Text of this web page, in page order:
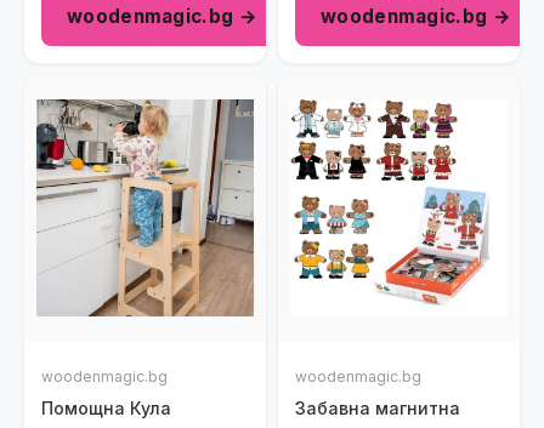
woodenmagic.bg →
woodenmagic.bg →
woodenmagic.bg
Помощна Кула
woodenmagic.bg
Забавна магнитна